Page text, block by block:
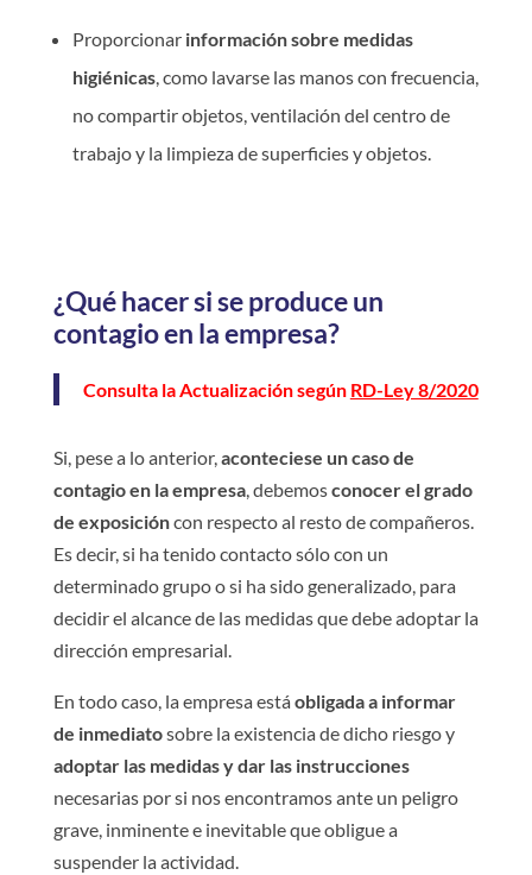
Proporcionar información sobre medidas
higiénicas, como lavarse las manos con frecuencia,
no compartir objetos, ventilación del centro de
trabajo y la limpieza de superficies y objetos.
¿Qué hacer si se produce un
contagio en la empresa?
Consulta la Actualización según RD-Ley 8/2020
Si, pese a lo anterior,aconteciese un caso de
contagio en la empresa, debemosconocer el grado
de exposicióncon respecto al resto de compañeros.
Es decir, si ha tenido contacto sólo con un
determinado grupo o si ha sido generalizado, para
decidir el alcance de las medidas que debe adoptar la
dirección empresarial.
En todo caso, la empresa estáobligada a informar
de inmediatosobre la existencia de dicho riesgo y
adoptar las medidas y dar las instrucciones
necesarias por si nos encontramos ante un peligro
grave, inminente e inevitable que obligue a
suspender la actividad.